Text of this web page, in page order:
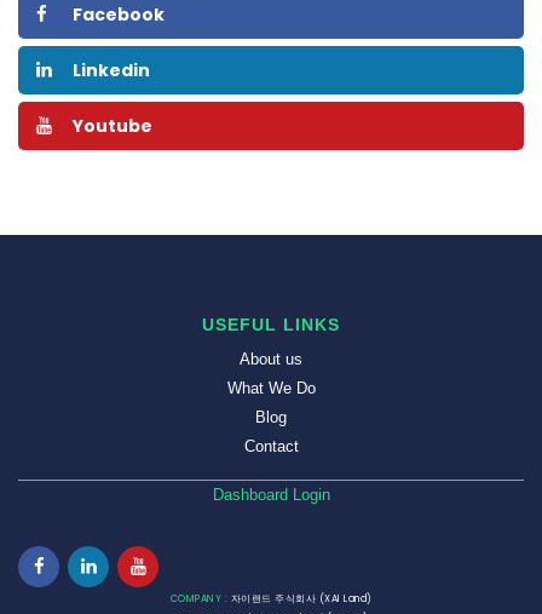
Facebook
Linkedin
Youtube
USEFUL LINKS
About us
What We Do
Blog
Contact
Dashboard Login
COMPANY : 자이랜드 주식회사 (XAI Land)